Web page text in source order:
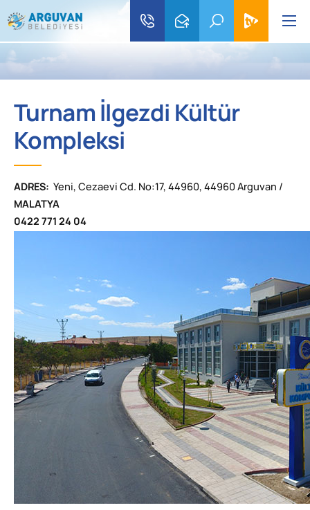
Turnam İlgezdi Kültür
Kompleksi
ADRES: Yeni, Cezaevi Cd. No:17, 44960, 44960 Arguvan /
MALATYA
0422 771 24 04